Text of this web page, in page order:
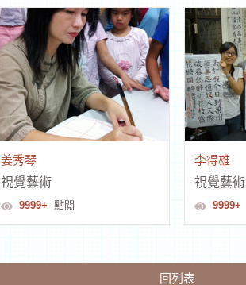
姜秀琴
視覺藝術
9999+ 點閱
李得雄
視覺藝術
9999+
回列表